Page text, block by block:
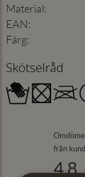
Material:
EAN:
Färg:
Skötselråd